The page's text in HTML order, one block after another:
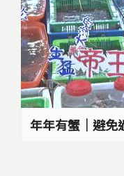
年年有蟹｜避免